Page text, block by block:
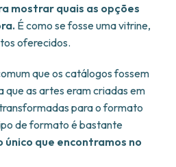
mostrar quais as opções
É como se fosse uma vitrine,
oferecidos.
que os catálogos fossem
que as artes eram criadas em
para o formato
de formato é bastante
único que encontramos no